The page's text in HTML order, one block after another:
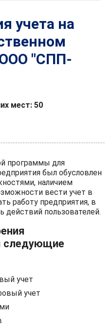
учета на
"СПП-
мест: 50
программы для
был обусловлен
наличием
вести учет в
работу предприятия, в
действий пользователей.
следующие
учет
учет